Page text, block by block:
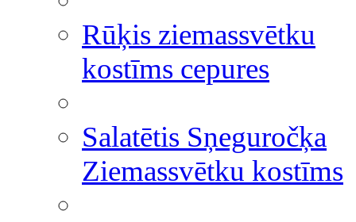
Rūķis ziemassvētku
kostīms cepures
Salatētis Sņeguročķa
Ziemassvētku kostīms